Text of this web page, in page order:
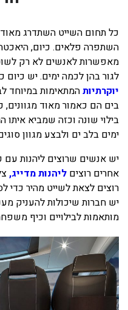
כל תחום השייט השתדרג מאוד
השתפרה פלאים. כיום, היאכטה
מאפשרות לאנשים לא רק
לגור בהן לכמה ימים. יש כיום
יוקרתיותהמתאימות במיוחד
בים הם כאמור מאוד
בילוי שונה וכזה שמביא
ימים בלב ים ולבצע מגוון
יש אנשים שרוצים ליהנות עם
אחרים רוצים ליהנות מדייג,
רוצים לצאת לשייט מהיר כדי
יש חברות שיכולות להעניק
מותאמות לבילויים וכיף